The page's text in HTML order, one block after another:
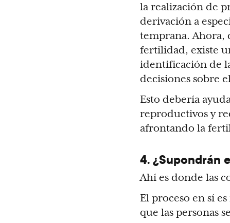
la realización de
derivación a
temprana. Ahora,
fertilidad, existe
identificación de
decisiones sobre
Esto debería
reproductivos y
afrontando la
4. ¿Supondrán
Ahí es donde las
El proceso en sí
que las personas